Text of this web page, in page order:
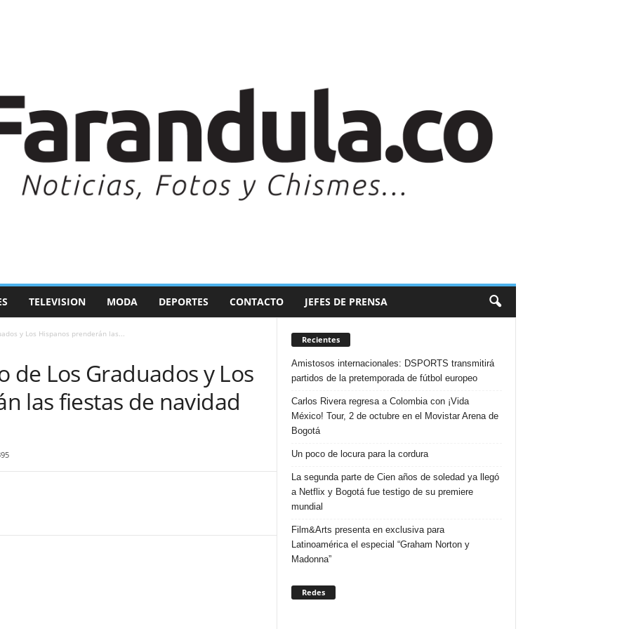
TELEVISION MODA DEPORTES CONTACTO JEFES DE PRENSA
y Los Hispanos prenderán las...
de Los Graduados y Los
las fiestas de navidad
Recientes
Amistosos internacionales: DSPORTS transmitirá
partidos de la pretemporada de fútbol europeo
Carlos Rivera regresa a Colombia con ¡Vida
México! Tour, 2 de octubre en el Movistar Arena de
Bogotá
Un poco de locura para la cordura
La segunda parte de Cien años de soledad ya llegó
a Netflix y Bogotá fue testigo de su premiere
mundial
Film&Arts presenta en exclusiva para
Latinoamérica el especial “Graham Norton y
Madonna”
Redes